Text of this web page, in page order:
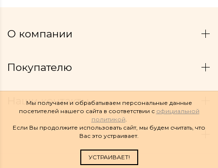
О компании
Покупателю
Наши контакты
Мы получаем и обрабатываем персональные данные
посетителей нашего сайта в соответствии с официальной
политикой.
Если Вы продолжите использовать сайт, мы будем считать, что
Вас это устраивает.
УСТРАИВАЕТ!